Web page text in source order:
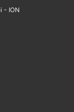
- ION